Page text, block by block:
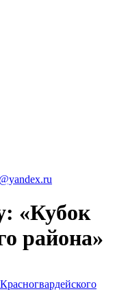
«Кубок
района»